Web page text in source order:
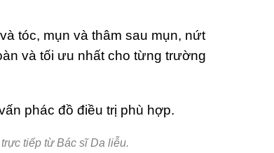
tóc, mụn và thâm sau mụn, nứt
và tối ưu nhất cho từng trường
phác đồ điều trị phù hợp.
tiếp từ Bác sĩ Da liễu.